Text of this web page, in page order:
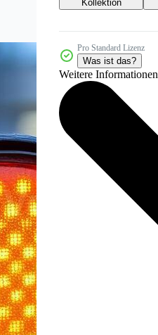
Kollektion
Pro Standard Lizenz
Was ist das?
Weitere Informationen